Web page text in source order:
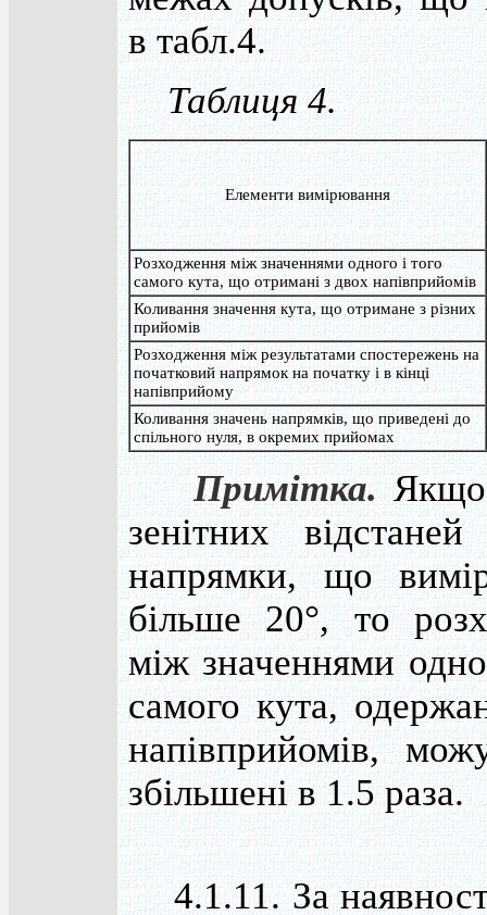
в табл.4.
Таблиця 4.
Елементи вимірювання
Розходження між значеннями одного і того
самого кута, що отримані з двох напівприйомів
Коливання значення кута, що отримане з різних
прийомів
Розходження між результатами спостережень на
початковий напрямок на початку і в кінці
напівприйому
Коливання значень напрямків, що приведені до
спільного нуля, в окремих прийомах
Примітка. Якщо
зенітних
напрямки, що
більше 20°, то
між значеннями
самого кута,
напівприйомів,
збільшені в 1.5 раза.
4.1.11. За